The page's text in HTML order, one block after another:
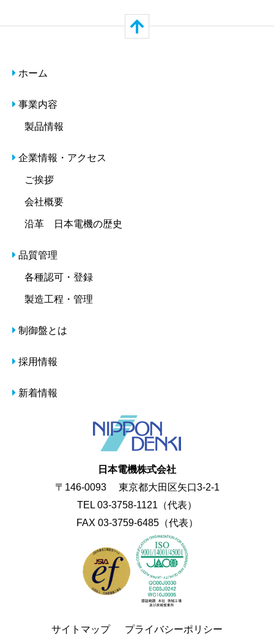
ホーム
事業内容
製品情報
企業情報・アクセス
ご挨拶
会社概要
沿革 日本電機の歴史
品質管理
各種認可・登録
製造工程・管理
制御盤とは
採用情報
新着情報
日本電機株式会社
〒146-0093 東京都大田区矢口3-2-1
TEL 03-3758-1121（代表）
FAX 03-3759-6485（代表）
サイトマップ プライバシーポリシー